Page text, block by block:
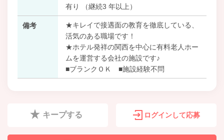
有り （継続3 年以上）
備考
★キレイで接遇面の教育を徹底している、
活気のある職場です！
★ホテル発祥の関西を中心に有料老人ホー
ムを運営する会社の施設です♪
■ブランクＯＫ ■施設経験不問
キープする ログインして応募